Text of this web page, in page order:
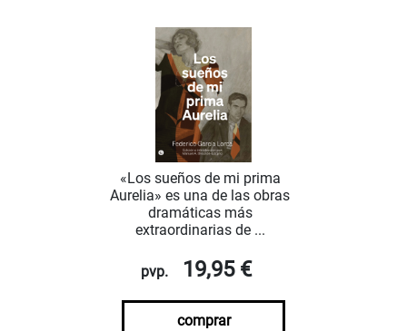
«Los sueños de mi prima
Aurelia» es una de las obras
dramáticas más
extraordinarias de ...
pvp. 19,95 €
comprar